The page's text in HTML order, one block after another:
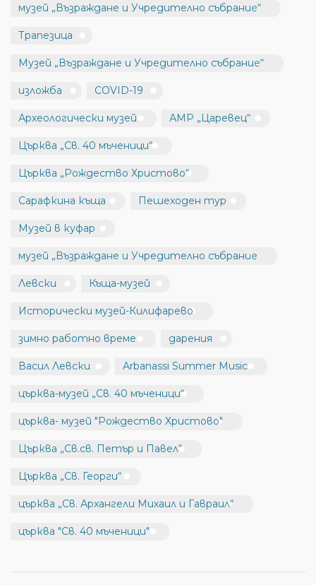
музей „Възраждане и Учредително събрание“
Трапезица
Музей „Възраждане и Учредително събрание“
изложба COVID-19
Археологически музей АМР „Царевец“
Църква „Св. 40 мъченици“
Църква „Рождество Христово“
Сарафкина къща Пешеходен тур
Музей в куфар
музей „Възраждане и Учредително събрание
Левски Къща-музей
Исторически музей-Килифарево
зимно работно време дарения
Васил Левски Arbanassi Summer Music
църква-музей „Св. 40 мъченици“
църква- музей "Рождество Христово"
Църква „Св.св. Петър и Павел“
Църква „Св. Георги“
църква „Св. Архангели Михаил и Гавраил“
църква "Св. 40 мъченици"